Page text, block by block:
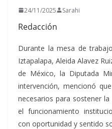
24/11/2025 Sarahi
Redacción
Durante la mesa de
Iztapalapa, Aleida Alavez
de México, la Diputada
intervención, mencionó
necesarios para sostener
el funcionamiento
con oportunidad y sentido